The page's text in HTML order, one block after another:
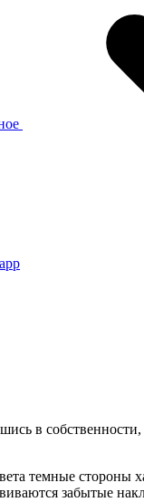
в
темные стороны
забытые